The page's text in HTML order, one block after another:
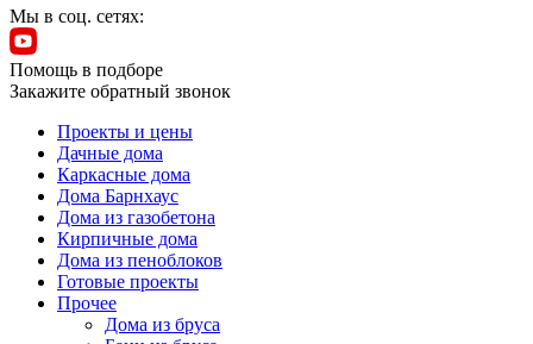
Мы в соц. сетях:
Помощь в подборе
Закажите обратный звонок
Проекты и цены
Дачные дома
Каркасные дома
Дома Барнхаус
Дома из газобетона
Кирпичные дома
Дома из пеноблоков
Готовые проекты
Прочее
Дома из бруса